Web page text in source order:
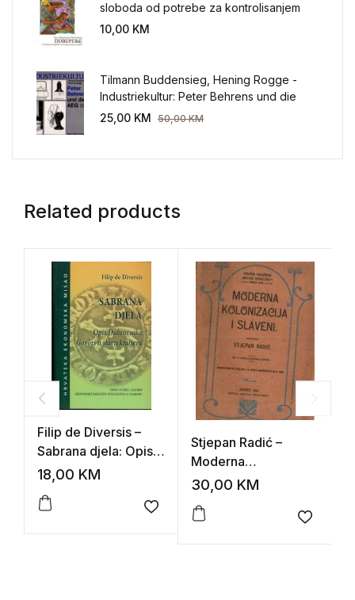
sloboda od potrebe za kontrolisanjem
sveta
10,00 KM
Tilmann Buddensieg, Hening Rogge -
Industriekultur: Peter Behrens und die
AEG 1907-1914.
25,00 KM 50,00KM
Related products
Filip de Diversis –
Sabrana djela: Opis
Dubrovnika / Govori
18,00 KM
Add to wishlist
Stjepan Radić –
Moderna
kolonizacija i Slaveni
30,00 KM
Add to